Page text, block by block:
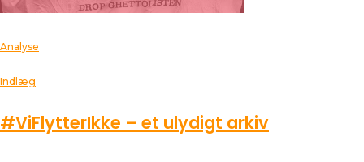
Analyse
Indlæg
#ViFlytterIkke – et ulydigt arkiv